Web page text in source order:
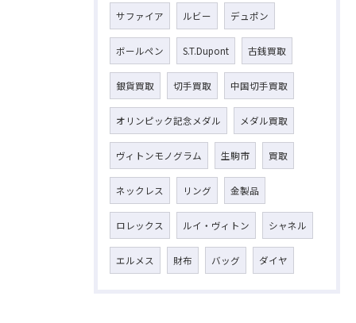
サファイア ルビー デュポン
ボールペン S.T.Dupont 古銭買取
銀貨買取 切手買取 中国切手買取
オリンピック記念メダル メダル買取
ヴィトンモノグラム 生駒市 買取
ネックレス リング 金製品
ロレックス ルイ・ヴィトン シャネル
エルメス 財布 バッグ ダイヤ